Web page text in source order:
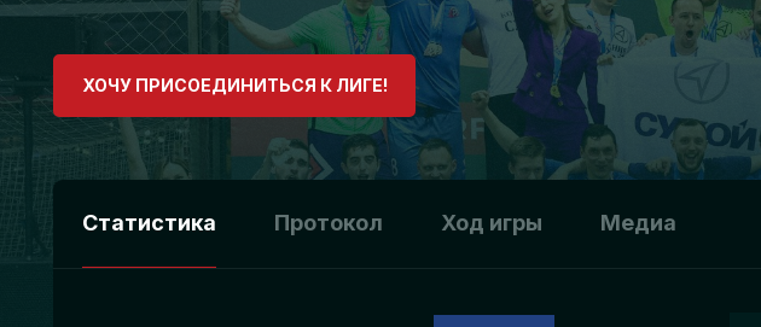
ХОЧУ ПРИСОЕДИНИТЬСЯ К ЛИГЕ!
Статистика Протокол Ход игры Медиа